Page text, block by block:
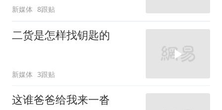
新媒体 8跟贴
二货是怎样找钥匙的
新媒体 3跟贴
这谁爸爸给我来一沓